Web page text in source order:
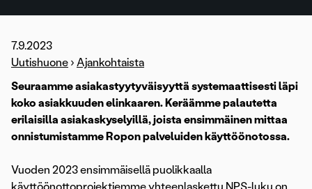
7.9.2023
Uutishuone › Ajankohtaista
Seuraamme asiakastyytyväisyyttä systemaattisesti läpi
koko asiakkuuden elinkaaren. Keräämme palautetta
erilaisilla asiakaskyselyillä, joista ensimmäinen mittaa
onnistumistamme Ropon palveluiden käyttöönotossa.
Vuoden 2023 ensimmäisellä puolikkaalla